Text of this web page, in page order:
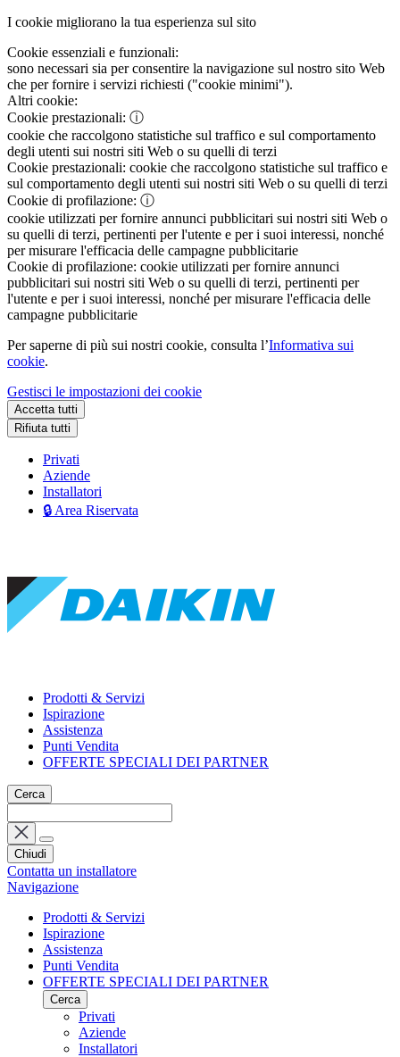
I cookie migliorano la tua esperienza sul sito
Cookie essenziali e funzionali:
sono necessari sia per consentire la navigazione sul nostro sito Web
che per fornire i servizi richiesti ("cookie minimi").
Altri cookie:
Cookie prestazionali: ⓘ
cookie che raccolgono statistiche sul traffico e sul comportamento
degli utenti sui nostri siti Web o su quelli di terzi
Cookie prestazionali: cookie che raccolgono statistiche sul traffico e
sul comportamento degli utenti sui nostri siti Web o su quelli di terzi
Cookie di profilazione: ⓘ
cookie utilizzati per fornire annunci pubblicitari sui nostri siti Web o
su quelli di terzi, pertinenti per l'utente e per i suoi interessi, nonché
per misurare l'efficacia delle campagne pubblicitarie
Cookie di profilazione: cookie utilizzati per fornire annunci
pubblicitari sui nostri siti Web o su quelli di terzi, pertinenti per
l'utente e per i suoi interessi, nonché per misurare l'efficacia delle
campagne pubblicitarie
Per saperne di più sui nostri cookie, consulta l’Informativa sui
cookie.
Gestisci le impostazioni dei cookie
Accetta tutti
Rifiuta tutti
Privati
Aziende
Installatori
🔒 Area Riservata
Prodotti & Servizi
Ispirazione
Assistenza
Punti Vendita
OFFERTE SPECIALI DEI PARTNER
Cerca
Chiudi
Contatta un installatore
Navigazione
Prodotti & Servizi
Ispirazione
Assistenza
Punti Vendita
OFFERTE SPECIALI DEI PARTNER
Cerca
Privati
Aziende
Installatori